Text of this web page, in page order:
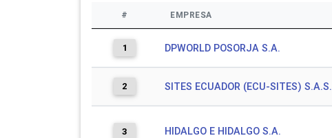
# EMPRESA
1 DPWORLD POSORJA S.A.
2 SITES ECUADOR (ECU-SITES) S.A.S.
3 HIDALGO E HIDALGO S.A.